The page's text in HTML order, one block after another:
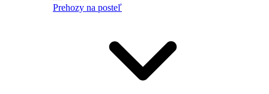
Prehozy na posteľ